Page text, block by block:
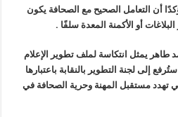
أن التعامل الصحيح مع الصحافة يكون
أو الأكمنة المعدة سلفًا .
طاهر يمثل انتكاسة لملف تطوير الإعلام
إلى لجنة التطوير بالنقابة باعتبارها
تهدد مستقبل المهنة وحرية الصحافة في